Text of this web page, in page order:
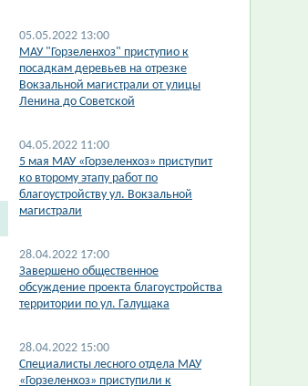
05.05.2022 13:00
МАУ "Горзеленхоз" приступио к
посадкам деревьев на отрезке
Вокзальной магистрали от улицы
Ленина до Советской
04.05.2022 11:00
5 мая МАУ «Горзеленхоз» приступит
ко второму этапу работ по
благоустройству ул. Вокзальной
магистрали
28.04.2022 17:00
Завершено общественное
обсуждение проекта благоустройства
территории по ул. Галущака
28.04.2022 15:00
Специалисты лесного отдела МАУ
«Горзеленхоз» приступили к